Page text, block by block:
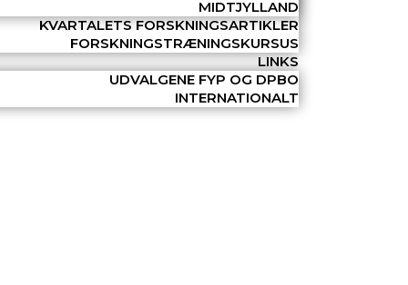
MIDTJYLLAND
KVARTALETS FORSKNINGSARTIKLER
FORSKNINGSTRÆNINGSKURSUS
LINKS
UDVALGENE FYP OG DPBO
INTERNATIONALT